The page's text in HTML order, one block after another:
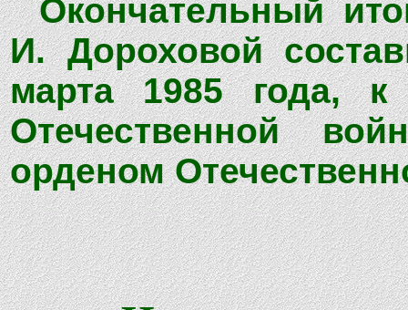
Окончательный
И. Дороховой
марта 1985 года,
Отечественной
орденом